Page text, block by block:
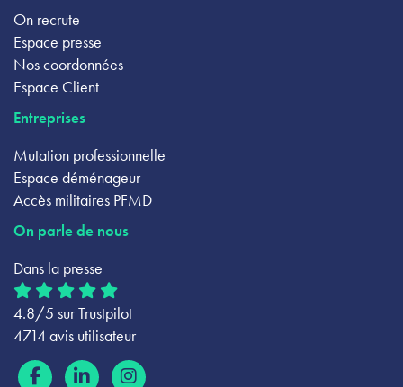
On recrute
Espace presse
Nos coordonnées
Espace Client
Entreprises
Mutation professionnelle
Espace déménageur
Accès militaires PFMD
On parle de nous
Dans la presse
4.8/5 sur Trustpilot
4714 avis utilisateur